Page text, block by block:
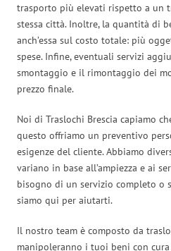
trasporto più elevati rispetto a un
stessa città. Inoltre, la quantità di
anch’essa sul costo totale: più
spese. Infine, eventuali servizi
smontaggio e il rimontaggio dei
prezzo finale.
Noi di Traslochi Brescia capiamo
questo offriamo un preventivo
esigenze del cliente. Abbiamo
variano in base all’ampiezza e ai
bisogno di un servizio completo o
siamo qui per aiutarti.
Il nostro team è composto da
manipoleranno i tuoi beni con cura